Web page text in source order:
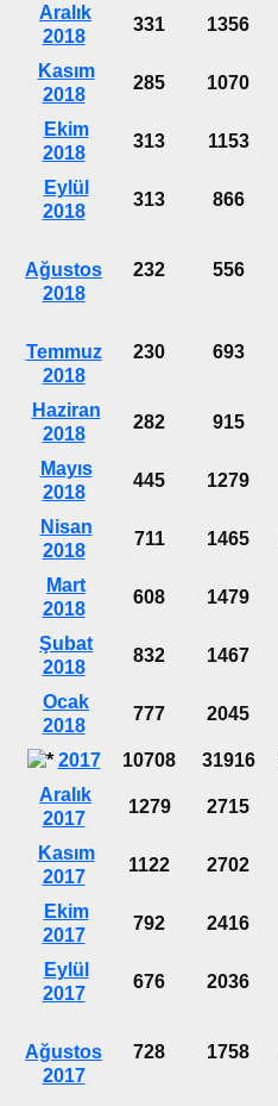
Aralık
2018
331 1356
Kasım
2018
285 1070
Ekim
2018
313 1153
Eylül
2018
313 866
Ağustos
2018
232 556
Temmuz
2018
230 693
Haziran
2018
282 915
Mayıs
2018
445 1279
Nisan
2018
711 1465
Mart
2018
608 1479
Şubat
2018
832 1467
Ocak
2018
777 2045
2017 10708 31916
Aralık
2017
1279 2715
Kasım
2017
1122 2702
Ekim
2017
792 2416
Eylül
2017
676 2036
Ağustos
2017
728 1758